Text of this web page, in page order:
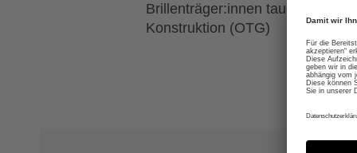
Brillenträger:innen tauglich:
Konstruktion (OTG)